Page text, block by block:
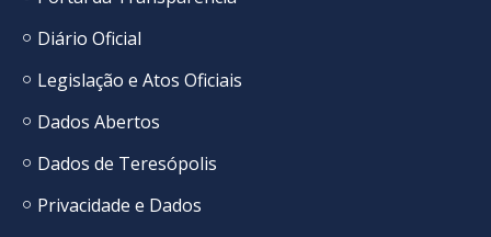
Diário Oficial
Legislação e Atos Oficiais
Dados Abertos
Dados de Teresópolis
Privacidade e Dados